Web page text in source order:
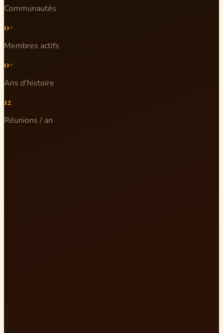
Communautés
0+
Membres actifs
0+
Ans d'histoire
12
Réunions / an